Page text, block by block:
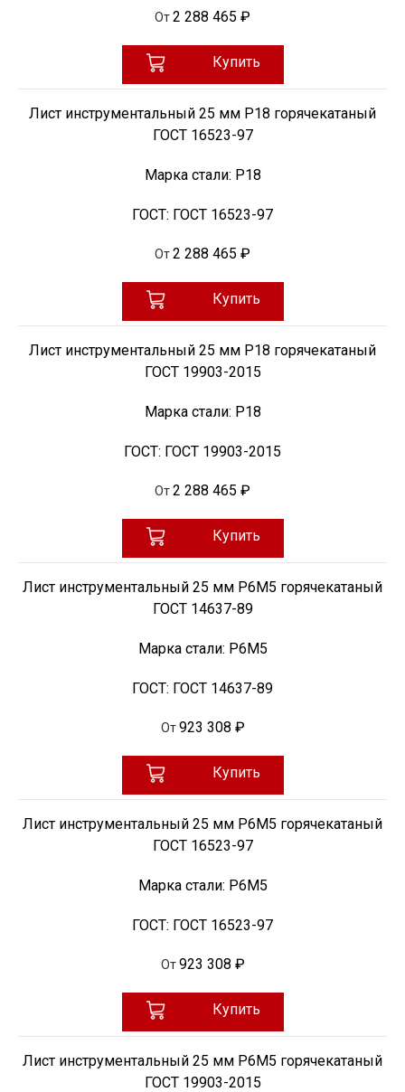
От2 288 465 ₽
Купить
Лист инструментальный 25 мм Р18 горячекатаный
ГОСТ 16523-97
Марка стали: Р18
ГОСТ: ГОСТ 16523-97
От2 288 465 ₽
Купить
Лист инструментальный 25 мм Р18 горячекатаный
ГОСТ 19903-2015
Марка стали: Р18
ГОСТ: ГОСТ 19903-2015
От2 288 465 ₽
Купить
Лист инструментальный 25 мм Р6М5 горячекатаный
ГОСТ 14637-89
Марка стали: Р6М5
ГОСТ: ГОСТ 14637-89
От 923 308 ₽
Купить
Лист инструментальный 25 мм Р6М5 горячекатаный
ГОСТ 16523-97
Марка стали: Р6М5
ГОСТ: ГОСТ 16523-97
От 923 308 ₽
Купить
Лист инструментальный 25 мм Р6М5 горячекатаный
ГОСТ 19903-2015